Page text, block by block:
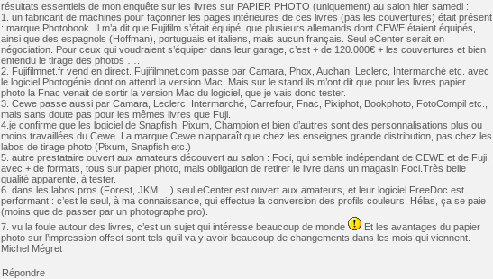
résultats essentiels de mon enquête sur les livres sur PAPIER PHOTO (uniquement) au salon hier samedi :
1. un fabricant de machines pour façonner les pages intérieures de ces livres (pas les couvertures) était présent
: marque Photobook. Il m’a dit que Fujifilm s’était équipé, que plusieurs allemands dont CEWE étaient équipés,
ainsi que des espagnols (Hoffman), portuguais et italiens, mais aucun français. Seul eCenter serait en
négociation. Pour ceux qui voudraient s’équiper dans leur garage, c’est + de 120.000€ + les couvertures et bien
entendu le tirage des photos ….
2. Fujifilmnet.fr vend en direct. Fujifilmnet.com passe par Camara, Phox, Auchan, Leclerc, Intermarché etc. avec
le logiciel Photogénie dont on attend la version Mac. Mais sur le stand ils m’ont dit que pour les livres papier
photo la Fnac venait de sortir la version Mac du logiciel, que je vais donc tester.
3. Cewe passe aussi par Camara, Leclerc, Intermarché, Carrefour, Fnac, Pixiphot, Bookphoto, FotoCompil etc.,
mais sans doute pas pour les mêmes livres que Fuji.
4.je confirme que les logiciel de Snapfish, Pixum, Champion et bien d’autres sont des personnalisations plus ou
moins travaillées du Cewe. La marque Cewe n’apparaît que chez les enseignes grande distribution, pas chez les
labos de tirage photo (Pixum, Snapfish etc.)
5. autre prestataire ouvert aux amateurs découvert au salon : Foci, qui semble indépendant de CEWE et de Fuji,
avec + de formats, tous sur papier photo, mais obligation de retirer le livre dans un magasin Foci.Très belle
qualité apparente, à tester.
6. dans les labos pros (Forest, JKM …) seul eCenter est ouvert aux amateurs, et leur logiciel FreeDoc est
performant : c’est le seul, à ma connaissance, qui effectue la conversion des profils couleurs. Hélas, ça se paie
(moins que de passer par un photographe pro).
7. vu la foule autour des livres, c’est un sujet qui intéresse beaucoup de monde
Et les avantages du papier
photo sur l’impression offset sont tels qu’il va y avoir beaucoup de changements dans les mois qui viennent.
Michel Mégret
Répondre